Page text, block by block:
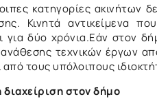
κατηγορίες ακινήτων
Κινητά αντικείμενα
για δύο χρόνια.Εάν στον
τεχνικών έργων
από τους υπόλοιπους
στον δήμο